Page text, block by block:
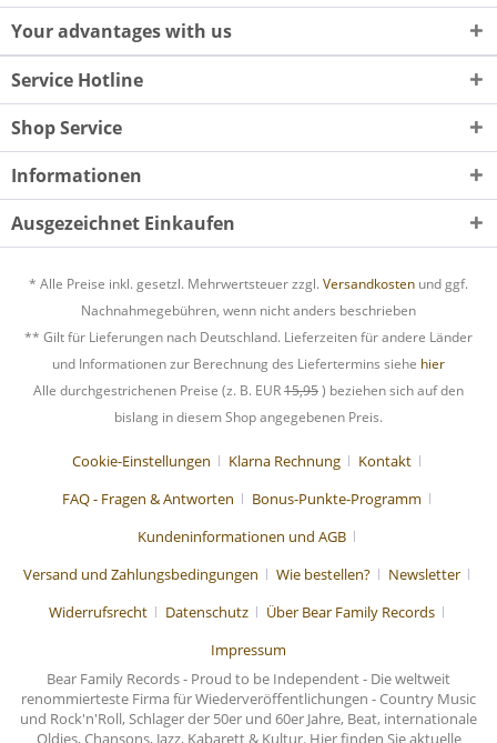
Your advantages with us
Service Hotline
Shop Service
Informationen
Ausgezeichnet Einkaufen
* Alle Preise inkl. gesetzl. Mehrwertsteuer zzgl. Versandkosten und ggf.
Nachnahmegebühren, wenn nicht anders beschrieben
** Gilt für Lieferungen nach Deutschland. Lieferzeiten für andere Länder
und Informationen zur Berechnung des Liefertermins siehe hier
Alle durchgestrichenen Preise (z. B. EUR15,95) beziehen sich auf den
bislang in diesem Shop angegebenen Preis.
Cookie-Einstellungen Klarna Rechnung
Kontakt
FAQ - Fragen & Antworten
Bonus-Punkte-Programm
Kundeninformationen und AGB
Versand und Zahlungsbedingungen
Wie bestellen?
Newsletter
Widerrufsrecht
Datenschutz
Über Bear Family Records
Impressum
Bear Family Records - Proud to be Independent - Die weltweit
renommierteste Firma für Wiederveröffentlichungen - Country Music
und Rock'n'Roll, Schlager der 50er und 60er Jahre, Beat, internationale
Oldies, Chansons, Jazz, Kabarett & Kultur. Hier finden Sie aktuelle